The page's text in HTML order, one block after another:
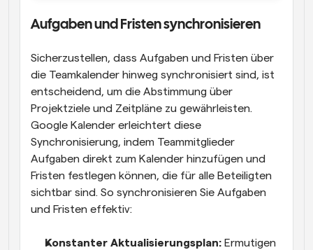
Aufgaben und Fristen synchronisieren
Sicherzustellen, dass Aufgaben und Fristen über
die Teamkalender hinweg synchronisiert sind, ist
entscheidend, um die Abstimmung über
Projektziele und Zeitpläne zu gewährleisten.
Google Kalender erleichtert diese
Synchronisierung, indem Teammitglieder
Aufgaben direkt zum Kalender hinzufügen und
Fristen festlegen können, die für alle Beteiligten
sichtbar sind. So synchronisieren Sie Aufgaben
und Fristen effektiv:
Konstanter Aktualisierungsplan: Ermutigen